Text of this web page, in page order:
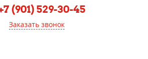
(901) 529-30-45
Заказать звонок